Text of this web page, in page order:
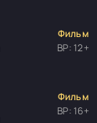
Фильм
ВР: 12+
Фильм
ВР: 16+